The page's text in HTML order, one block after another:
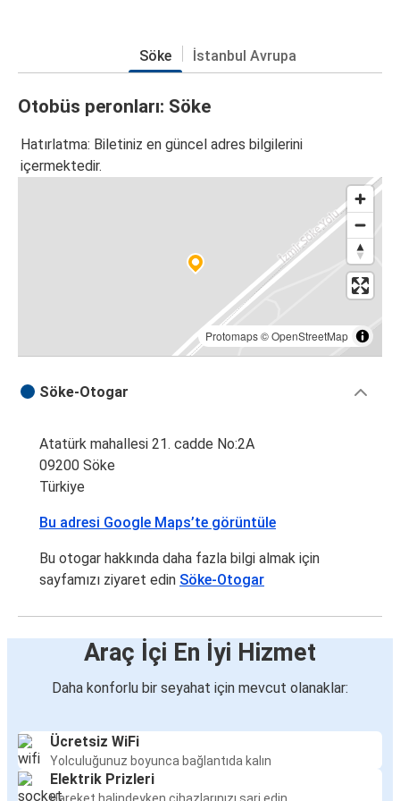
Söke İstanbul Avrupa
Otobüs peronları: Söke
Hatırlatma: Biletiniz en güncel adres bilgilerini
içermektedir.
Protomaps©OpenStreetMap
Söke-Otogar
Atatürk mahallesi 21. cadde No:2A
09200 Söke
Türkiye
Bu adresi Google Maps’te görüntüle
Bu otogar hakkında daha fazla bilgi almak için
sayfamızı ziyaret edin Söke-Otogar
Araç İçi En İyi Hizmet
Daha konforlu bir seyahat için mevcut olanaklar:
Ücretsiz WiFi
Yolculuğunuz boyunca bağlantıda kalın
Elektrik Prizleri